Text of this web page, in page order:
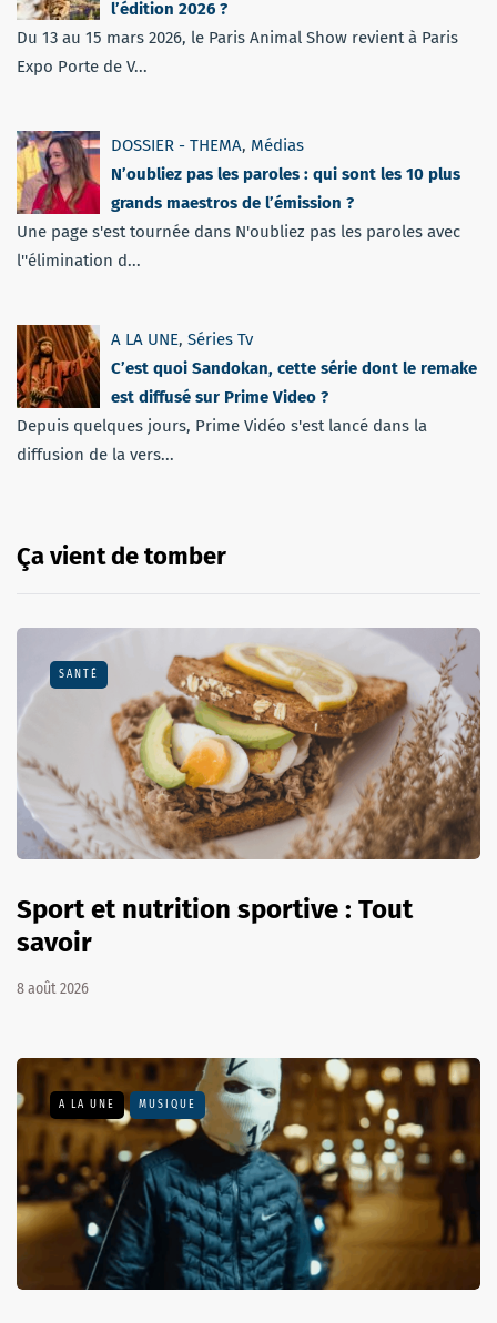
l’édition 2026 ?
Du 13 au 15 mars 2026, le Paris Animal Show revient à Paris
Expo Porte de V...
DOSSIER - THEMA, Médias
N’oubliez pas les paroles : qui sont les 10 plus
grands maestros de l’émission ?
Une page s'est tournée dans N'oubliez pas les paroles avec
l''élimination d...
A LA UNE, Séries Tv
C’est quoi Sandokan, cette série dont le remake
est diffusé sur Prime Video ?
Depuis quelques jours, Prime Vidéo s'est lancé dans la
diffusion de la vers...
Ça vient de tomber
SANTÉ
Sport et nutrition sportive : Tout
savoir
8 août 2026
A LA UNE MUSIQUE